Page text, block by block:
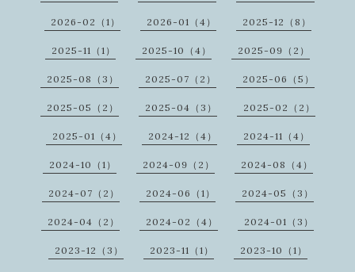
2026-02（1） 2026-01（4） 2025-12（8）
2025-11（1） 2025-10（4） 2025-09（2）
2025-08（3） 2025-07（2） 2025-06（5）
2025-05（2） 2025-04（3） 2025-02（2）
2025-01（4） 2024-12（4） 2024-11（4）
2024-10（1） 2024-09（2） 2024-08（4）
2024-07（2） 2024-06（1） 2024-05（3）
2024-04（2） 2024-02（4） 2024-01（3）
2023-12（3） 2023-11（1） 2023-10（1）